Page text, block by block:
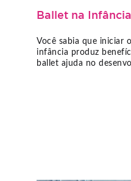
Ballet na
Você sabia que iniciar
infância produz
ballet ajuda no